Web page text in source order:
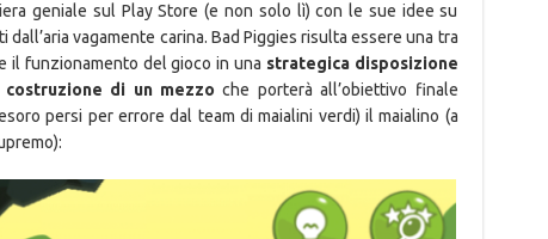
geniale sul Play Store (e non solo lì) con le sue idee su
vagamente carina. Bad Piggies risulta essere una tra
il funzionamento del gioco in una strategica disposizione
di un mezzo che porterà all’obiettivo finale
persi per errore dal team di maialini verdi) il maialino (a